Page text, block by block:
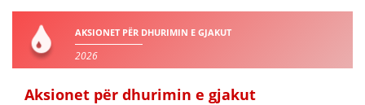
AKSIONET PËR DHURIMIN E GJAKUT
2026
Aksionet për dhurimin e gjakut